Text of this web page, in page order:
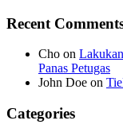
Recent
Cho on
Panas Petugas
John Doe on
Categories